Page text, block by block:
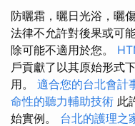
防曬霜，曬日光浴，曬
法律不允許對後果或可
除可能不適用於您。
戶貢獻了以其原始形式
用。 適合您的台北會計
命性的聽力輔助技術 此
始實例。 台北的護理之